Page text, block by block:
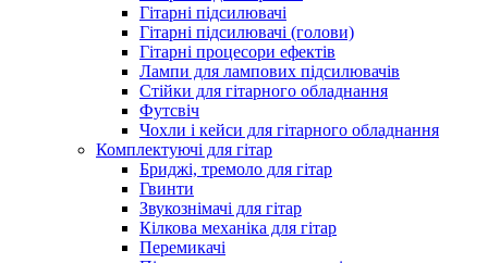
Гітарні підсилювачі
Гітарні підсилювачі (голови)
Гітарні процесори ефектів
Лампи для лампових підсилювачів
Стійки для гітарного обладнання
Футсвіч
Чохли і кейси для гітарного обладнання
Комплектуючі для гітар
Бриджі, тремоло для гітар
Гвинти
Звукознімачі для гітар
Кілкова механіка для гітар
Перемикачі